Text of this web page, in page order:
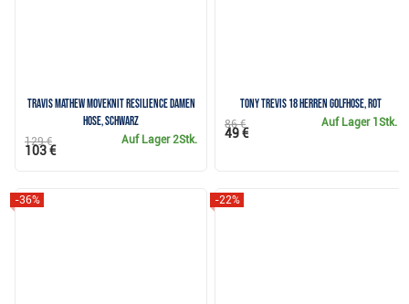
Travis Mathew Moveknit Resilience Damen
Hose, schwarz
Auf Lager 2Stk.
129 €
103 €
Tony Trevis 18 Herren Golfhose, rot
Auf Lager 1Stk.
86 €
49 €
-36% -22%